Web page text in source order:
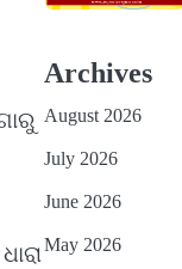
2
Archives
August 2026
July 2026
June 2026
May 2026